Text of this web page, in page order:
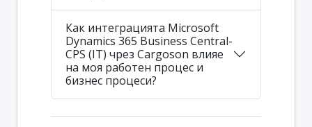
Как интеграцията Microsoft
Dynamics 365 Business Central-
CPS (IT) чрез Cargoson влияе
на моя работен процес и
бизнес процеси?